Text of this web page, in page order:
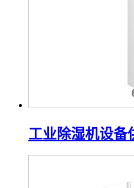
工业除湿机设备